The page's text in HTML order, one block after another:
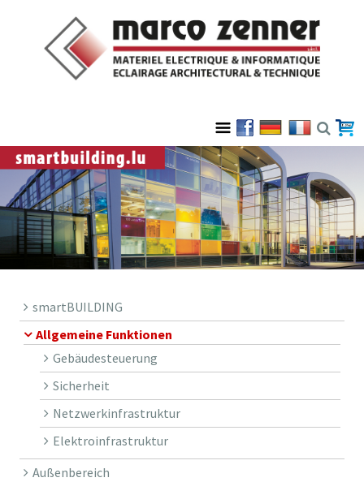
smartBUILDING
Allgemeine Funktionen
Gebäudesteuerung
Sicherheit
Netzwerkinfrastruktur
Elektroinfrastruktur
Außenbereich